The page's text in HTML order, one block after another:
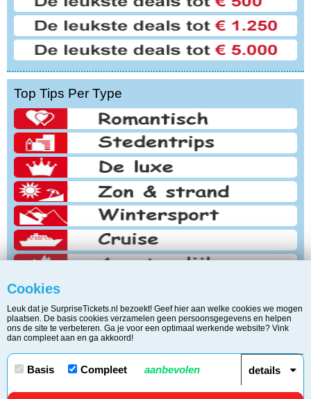
Top Tips Per Type
Copyright © 2006 - 2026 Surprise Tickets / KvK 34266440 | BTW
817598479.B01
Cookies
Leuk dat je SurpriseTickets.nl bezoekt! Geef hier aan welke cookies we mogen
plaatsen. De basis cookies verzamelen geen persoonsgegevens en helpen
ons de site te verbeteren. Ga je voor een optimaal werkende website? Vink
dan compleet aan en ga akkoord!
Basis Compleet aanbevolen details